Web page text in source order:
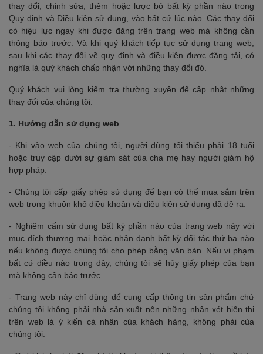
thay đổi, chỉnh sửa, thêm hoặc lược bỏ bất kỳ phần nào trong
Quy định và Điều kiện sử dụng, vào bất cứ lúc nào. Các thay đổi
có hiệu lực ngay khi được đăng trên trang web mà không cần
thông báo trước. Và khi quý khách tiếp tục sử dụng trang web,
sau khi các thay đổi về quy định và điều kiện được đăng tải, có
nghĩa là quý khách chấp nhận với những thay đổi đó.
Quý khách vui lòng kiểm tra thường xuyên để cập nhật những
thay đổi của chúng tôi.
1. Hướng dẫn sử dụng web
- Khi vào web của chúng tôi, người dùng tối thiểu phải 18 tuổi
hoặc truy cập dưới sự giám sát của cha mẹ hay người giám hộ
hợp pháp.
- Chúng tôi cấp giấy phép sử dụng để bạn có thể mua sắm trên
web trong khuôn khổ điều khoản và điều kiện sử dụng đã đề ra.
- Nghiêm cấm sử dụng bất kỳ phần nào của trang web này với
mục đích thương mại hoặc nhân danh bất kỳ đối tác thứ ba nào
nếu không được chúng tôi cho phép bằng văn bản. Nếu vi phạm
bất cứ điều nào trong đây, chúng tôi sẽ hủy giấy phép của bạn
mà không cần báo trước.
- Trang web này chỉ dùng để cung cấp thông tin sản phẩm chứ
chúng tôi không phải nhà sản xuất nên những nhận xét hiển thị
trên web là ý kiến cá nhân của khách hàng, không phải của
chúng tôi.